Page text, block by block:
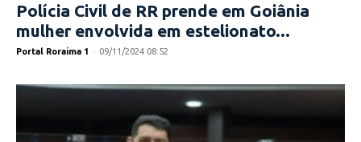
Polícia Civil de RR prende em Goiânia
mulher envolvida em estelionato...
Portal Roraima 1 - 09/11/2024 08:52